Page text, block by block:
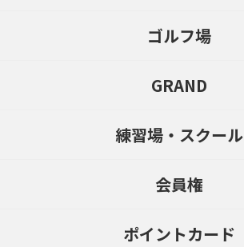
ゴルフ場
GRAND
練習場・スクール
会員権
ポイントカード